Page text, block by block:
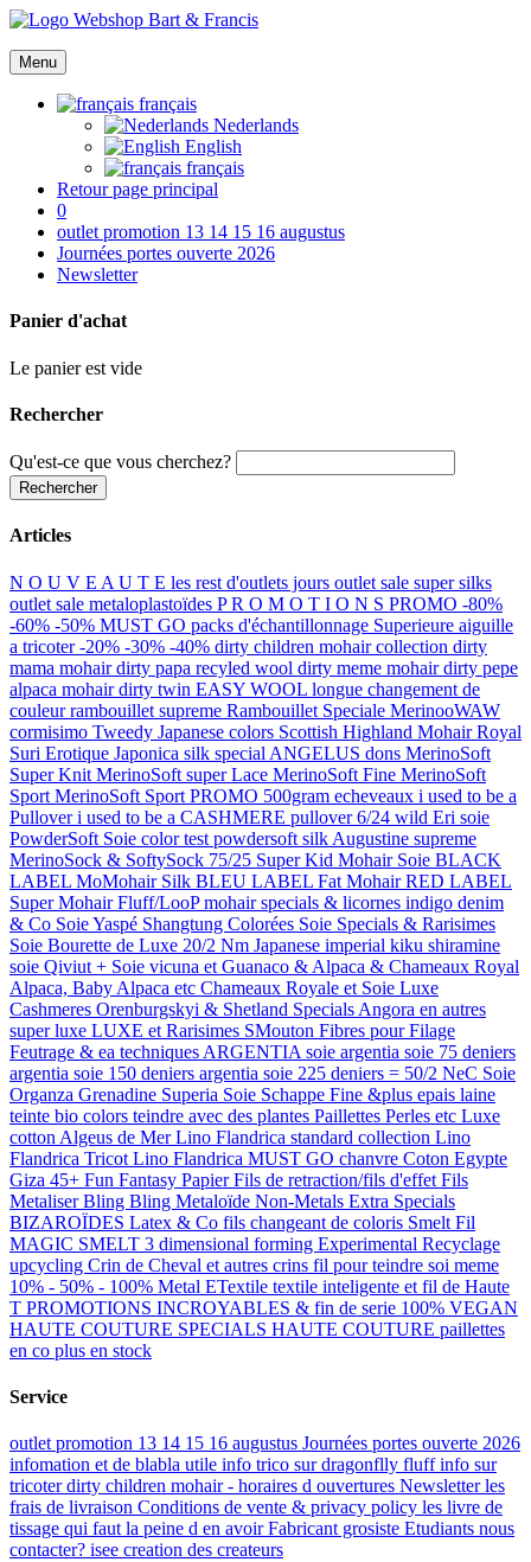
Menu
français
Nederlands
English
français
Retour page principal
0
outlet promotion 13 14 15 16 augustus
Journées portes ouverte 2026
Newsletter
Panier d'achat
Le panier est vide
Rechercher
Qu'est-ce que vous cherchez?
Articles
N O U V E A U T E les rest d'outlets jours outlet sale super silks
outlet sale metaloplastoïdes P R O M O T I O N S PROMO -80%
-60% -50% MUST GO packs d'échantillonnage Superieure aiguille
a tricoter -20% -30% -40% dirty children mohair collection dirty
mama mohairdirty papa recyled wool dirty meme mohairdirty pepe
alpaca mohairdirty twin EASY WOOL longue changement de
couleurrambouillet supreme Rambouillet Speciale MerinooWAW
cormisimo Tweedy Japanese colors Scottish Highland MohairRoyal
Suri Erotique Japonica silk special ANGELUS dons MerinoSoft
Super Knit MerinoSoft super Lace MerinoSoft Fine MerinoSoft
Sport MerinoSoft Sport PROMO 500gram echeveaux i used to be a
Pulloveri used to be a CASHMERE pullover6/24 wild Eri soie
PowderSoft Soie color test powdersoft silk Augustine supreme
MerinoSock & SoftySock 75/25 Super Kid Mohair Soie BLACK
LABEL MoMohair Silk BLEU LABEL Fat Mohair RED LABEL
Super Mohair Fluff/LooPmohair specials & licornes indigo denim
& Co Soie Yaspé Shangtung Colorées Soie Specials & Rarisimes
Soie Bourette de Luxe 20/2 Nm Japanese imperial kiku shiramine
soie Qiviut + Soie vicuna et Guanaco & Alpaca & Chameaux Royal
Alpaca, Baby Alpaca etc Chameaux Royale et Soie Luxe
Cashmeres Orenburgskyi & Shetland Specials Angora en autres
super luxe LUXE et Rarisimes SMouton Fibres pour Filage
Feutrage & ea techniques ARGENTIA soie argentia soie 75 deniers
argentia soie 150 deniers argentia soie 225 deniers = 50/2 NeC Soie
Organza Grenadine Superia Soie Schappe Fine &plus epais laine
teinte bio colors teindre avec des plantes Paillettes Perles etc Luxe
cotton Algeus de MerLino Flandrica standard collection Lino
Flandrica Tricot Lino Flandrica MUST GO chanvre Coton Egypte
Giza 45+ Fun Fantasy PapierFils de retraction/fils d'effet Fils
Metaliser Bling Bling Metaloïde Non-Metals Extra Specials
BIZAROÏDES Latex & Co fils changeant de coloris Smelt Fil
MAGIC SMELT 3 dimensional forming Experimental Recyclage
upcycling Crin de Cheval et autres crins fil pour teindre soi meme
10% - 50% - 100% Metal ETextile textile inteligente et fil de Haute
T PROMOTIONS INCROYABLES & fin de serie 100% VEGAN
HAUTE COUTURE SPECIALS HAUTE COUTURE paillettes
en co plus en stock
Service
outlet promotion 13 14 15 16 augustus Journées portes ouverte 2026
infomation et de blabla utile info trico sur dragonflly fluffinfo sur
tricoter dirty children mohair- horaires d ouvertures Newsletterles
frais de livraison Conditions de vente & privacy policy les livre de
tissage qui faut la peine d en avoirFabricant grosiste Etudiants nous
contacter? isee creation des createurs